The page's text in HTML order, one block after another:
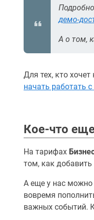
демо-
А о том,
Для тех, кто
начать работать
Кое-что
На тарифах
том, как добавить
А еще у нас
вовремя
важных событий.